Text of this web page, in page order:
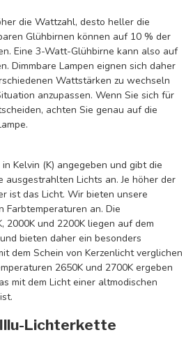
die Wattzahl, desto heller die
Glühbirnen können auf 10 % der
Eine 3-Watt-Glühbirne kann also auf
Dimmbare Lampen eignen sich daher
Wattstärken zu wechseln
anzupassen. Wenn Sie sich für
achten Sie genau auf die
Kelvin (K) angegeben und gibt die
ausgestrahlten Lichts an. Je höher der
ist das Licht. Wir bieten unsere
Farbtemperaturen an. Die
2000K und 2200K liegen auf dem
bieten daher ein besonders
dem Schein von Kerzenlicht verglichen
2650K und 2700K ergeben
mit dem Licht einer altmodischen
Lichterkette